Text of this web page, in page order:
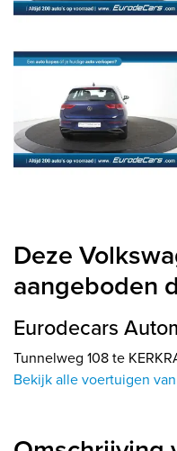
Deze
aangeboden
Eurodecars
Tunnelweg 108 te
Bekijk alle voertuigen